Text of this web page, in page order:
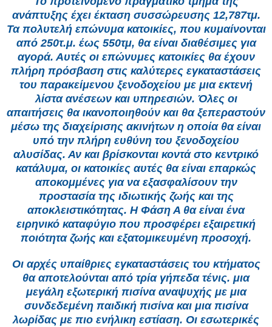
ανάπτυξης έχει έκταση συσσώρευσης 12,787τμ.
Τα πολυτελή επώνυμα κατοικίες, που κυμαίνονται
από 250τ.μ. έως 550τμ, θα είναι διαθέσιμες για
αγορά. Αυτές οι επώνυμες κατοικίες θα έχουν
πλήρη πρόσβαση στις καλύτερες εγκαταστάσεις
του παρακείμενου ξενοδοχείου με μια εκτενή
λίστα ανέσεων και υπηρεσιών. Όλες οι
απαιτήσεις θα ικανοποιηθούν και θα ξεπεραστούν
μέσω της διαχείρισης ακινήτων η οποία θα είναι
υπό την πλήρη ευθύνη του ξενοδοχείου
αλυσίδας. Αν και βρίσκονται κοντά στο κεντρικό
κατάλυμα, οι κατοικίες αυτές θα είναι επαρκώς
αποκομμένες για να εξασφαλίσουν την
προστασία της ιδιωτικής ζωής και της
αποκλειστικότητας. Η Φάση Α θα είναι ένα
ειρηνικό καταφύγιο που προσφέρει εξαιρετική
ποιότητα ζωής και εξατομικευμένη προσοχή.
Οι αρχές υπαίθριες εγκαταστάσεις του κτήματος
θα αποτελούνται από τρία γήπεδα τένις. μια
μεγάλη εξωτερική πισίνα αναψυχής με μια
συνδεδεμένη παιδική πισίνα και μια πισίνα
λωρίδας με πιο ενήλικη εστίαση. Οι εσωτερικές